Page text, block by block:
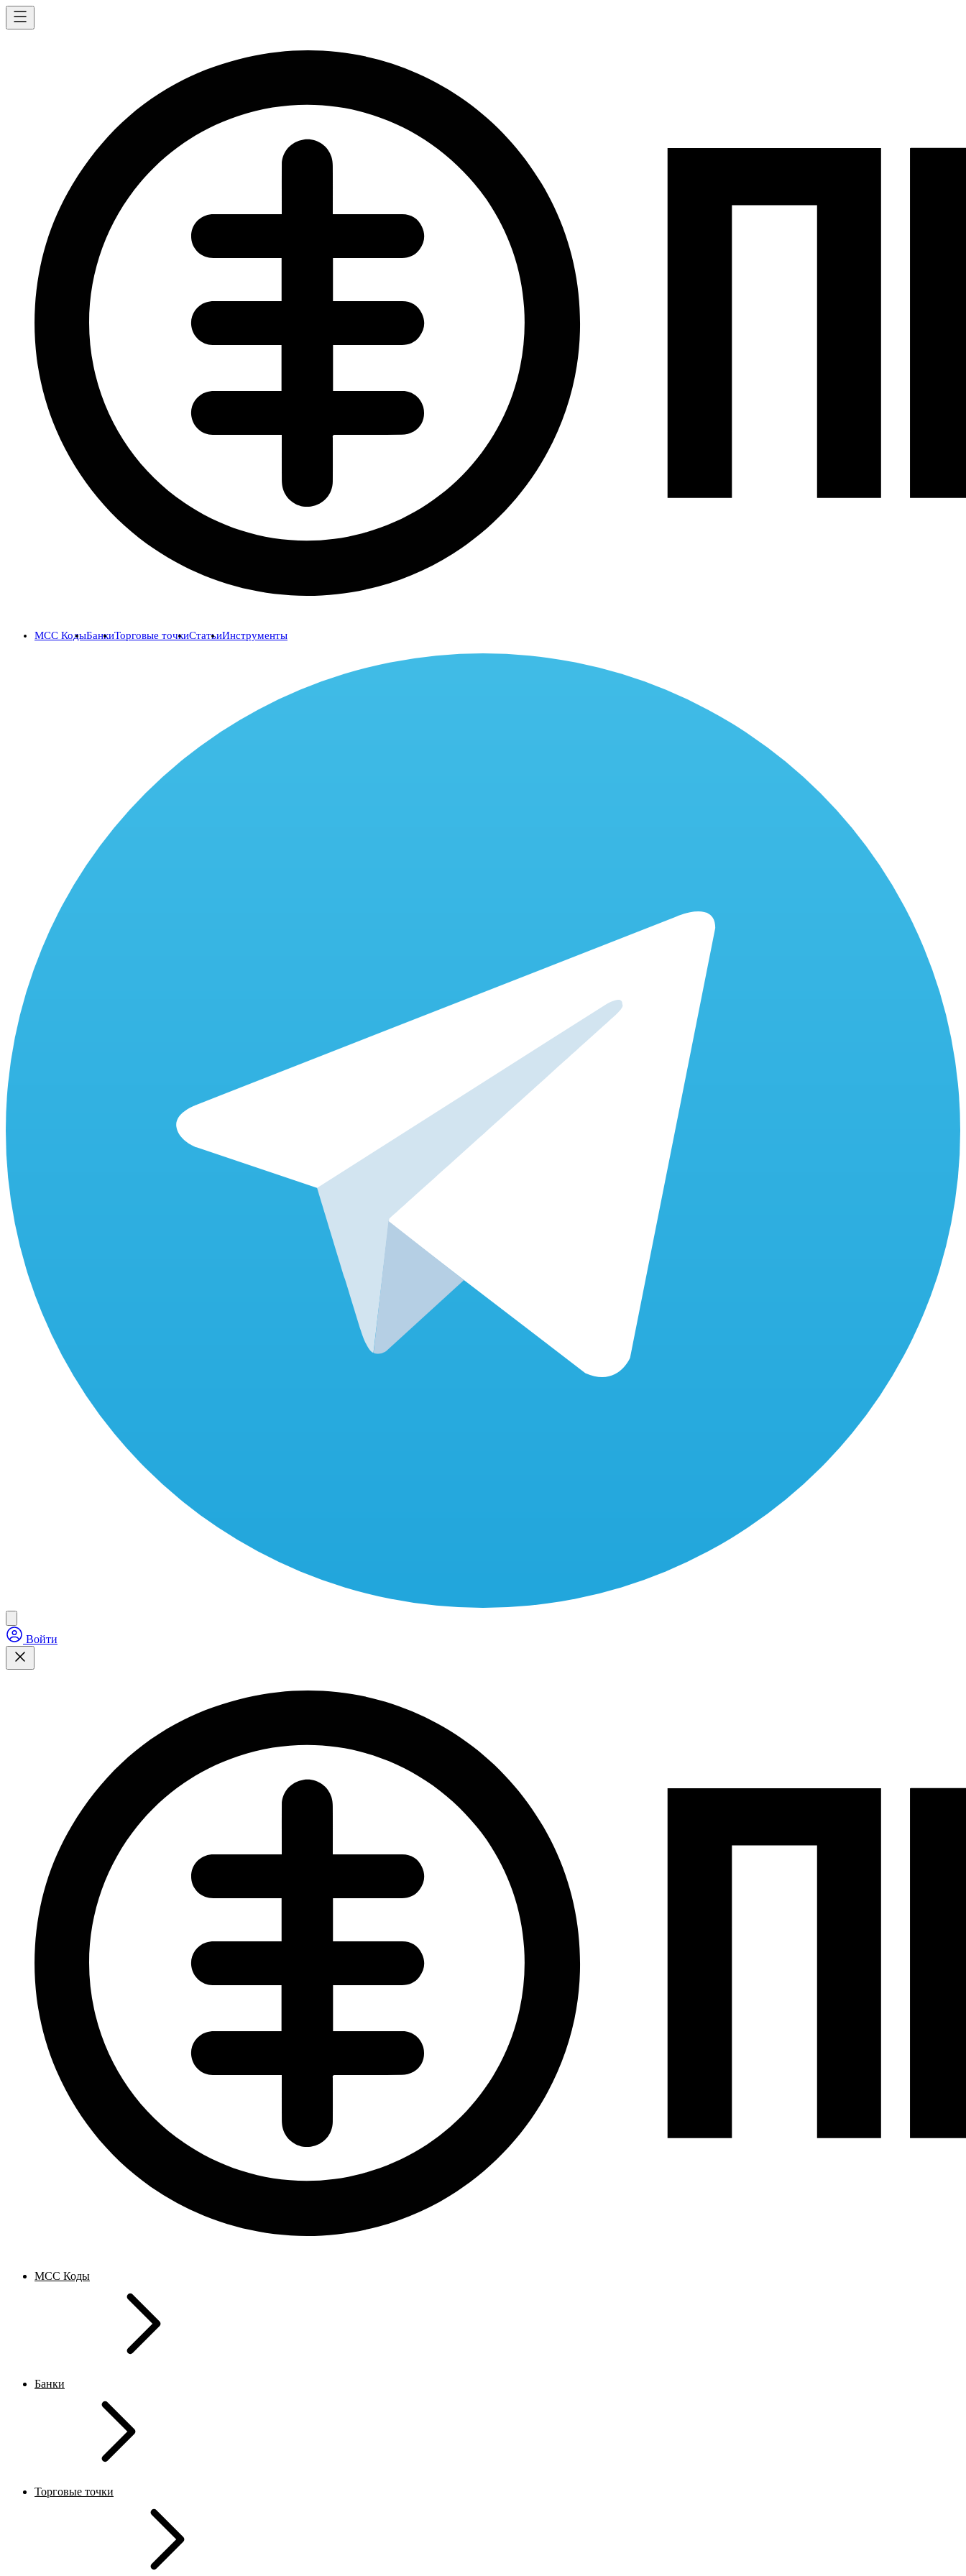
MCC КодыБанкиТорговые точкиСтатьиИнструменты
Войти
MCC Коды
Банки
Торговые точки